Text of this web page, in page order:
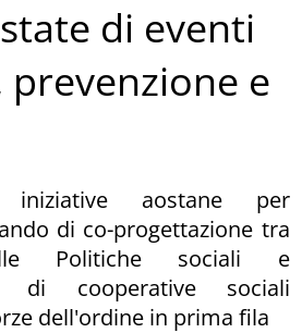
di eventi
prevenzione e
iniziative aostane per
di co-progettazione tra
Politiche sociali e
di cooperative sociali
dell'ordine in prima fila